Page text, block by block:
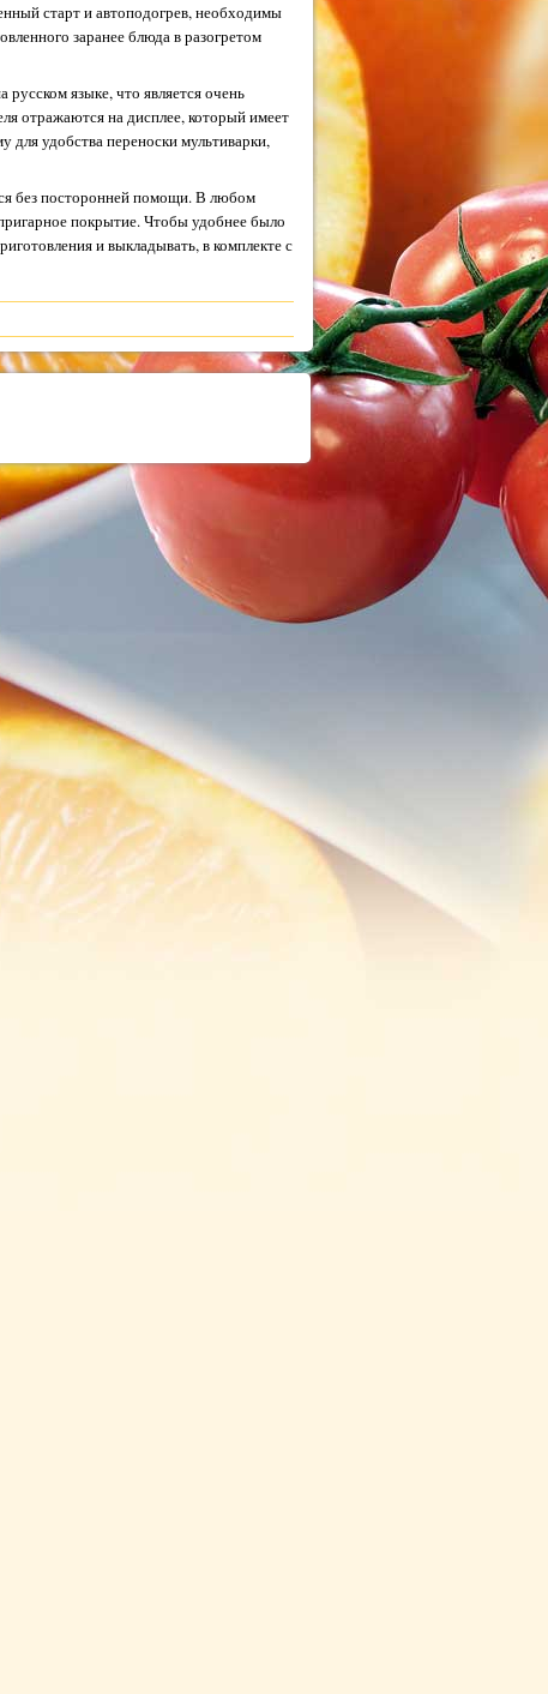
старт и автоподогрев, необходимы
заранее блюда в разогретом
языке, что является очень
отражаются на дисплее, который имеет
для удобства переноски мультиварки,
без посторонней помощи. В любом
покрытие. Чтобы удобнее было
и выкладывать, в комплекте с